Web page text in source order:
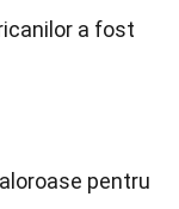
a fost
pentru